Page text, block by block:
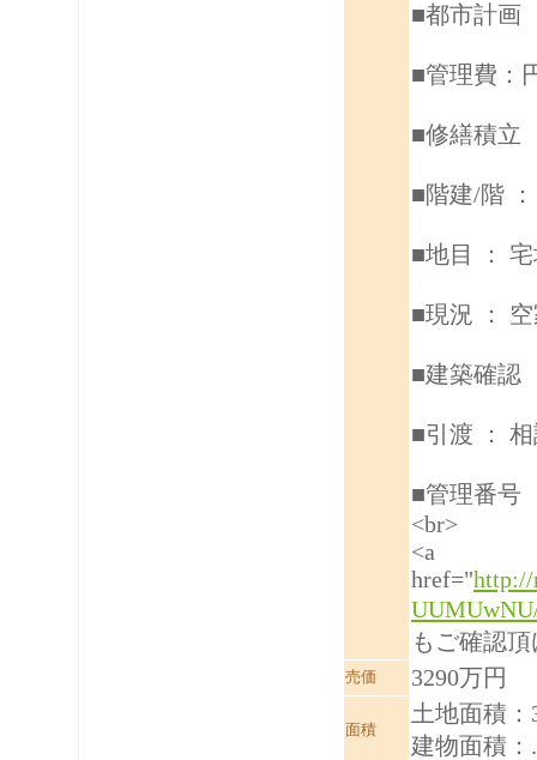
■都市計画
■管理費：
■修繕積
■階建/階
■地目 ：
■現況 ：
■建築確認
■引渡 ：
■管理番号
<br>
<a
href="http://
もご確認
売価 3290万円
面積
土地面積：
建物面積：